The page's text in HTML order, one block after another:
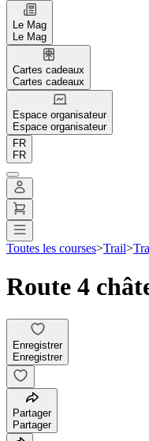
Le Mag
Le Mag
Cartes cadeaux
Cartes cadeaux
Espace organisateur
Espace organisateur
FR
FR
Toutes les courses>Trail>
Route 4
Enregistrer
Enregistrer
Partager
Partager